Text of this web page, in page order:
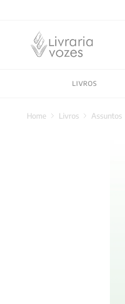
LIVROS
Livros Assuntos